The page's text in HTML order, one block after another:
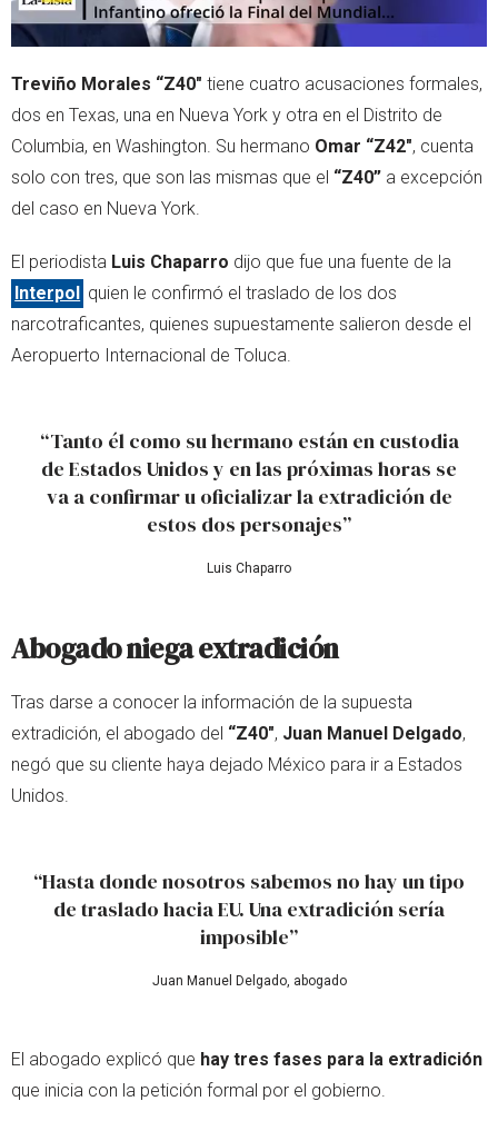
Treviño Morales “Z40" tiene cuatro acusaciones formales,
dos en Texas, una en Nueva York y otra en el Distrito de
Columbia, en Washington. Su hermano Omar “Z42", cuenta
solo con tres, que son las mismas que el “Z40” a excepción
del caso en Nueva York.
El periodista Luis Chaparro dijo que fue una fuente de la
Interpol
quien le confirmó el traslado de los dos
narcotraficantes, quienes supuestamente salieron desde el
Aeropuerto Internacional de Toluca.
“Tanto él como su hermano están en custodia
de Estados Unidos y en las próximas horas se
va a confirmar u oficializar la extradición de
estos dos personajes”
Luis Chaparro
Abogado niega extradición
Tras darse a conocer la información de la supuesta
extradición, el abogado del “Z40", Juan Manuel Delgado,
negó que su cliente haya dejado México para ir a Estados
Unidos.
“Hasta donde nosotros sabemos no hay un tipo
de traslado hacia EU. Una extradición sería
imposible”
Juan Manuel Delgado, abogado
El abogado explicó que hay tres fases para la extradición
que inicia con la petición formal por el gobierno.